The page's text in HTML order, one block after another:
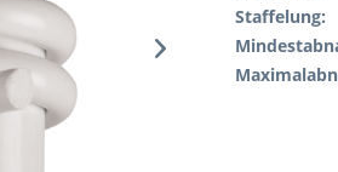
Staffelung: